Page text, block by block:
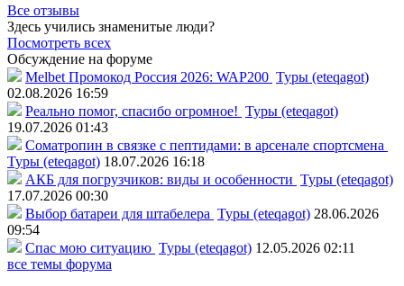
Все отзывы
Здесь учились знаменитые люди?
Посмотреть всех
Обсуждение на форуме
Melbet Промокод Россия 2026: WAP200 Туры (eteqagot)
02.08.2026 16:59
Реально помог, спасибо огромное! Туры (eteqagot)
19.07.2026 01:43
Соматропин в связке с пептидами: в арсенале спортсмена
Туры (eteqagot) 18.07.2026 16:18
АКБ для погрузчиков: виды и особенности Туры (eteqagot)
17.07.2026 00:30
Выбор батареи для штабелера Туры (eteqagot) 28.06.2026
09:54
Спас мою ситуацию Туры (eteqagot) 12.05.2026 02:11
все темы форума